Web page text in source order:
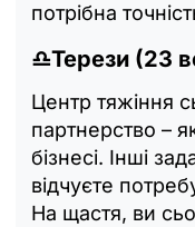
потрібна
♎Терези (23
Центр тяжіння
партнерство –
бізнесі. Інші
відчуєте
На щастя, ви